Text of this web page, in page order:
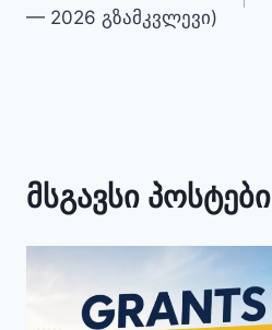
— 2026 გზამკვლევი)
მსგავსი პოსტები